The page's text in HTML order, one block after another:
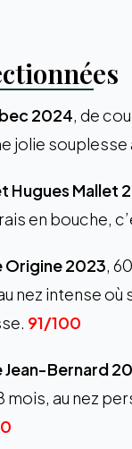
2024, de
jolie
Hugues Mallet
en bouche,
2023,
nez intense
91/100
Bernard
mois, au nez